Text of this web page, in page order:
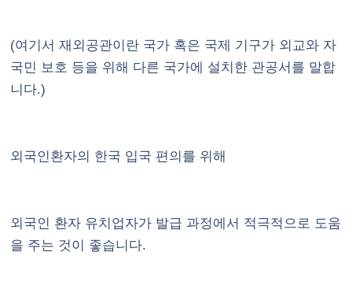
(여기서 재외공관이란 국가 혹은 국제 기구가 외교와 자
국민 보호 등을 위해 다른 국가에 설치한 관공서를 말합
니다.)
외국인환자의 한국 입국 편의를 위해
외국인 환자 유치업자가 발급 과정에서 적극적으로 도움
을 주는 것이 좋습니다.